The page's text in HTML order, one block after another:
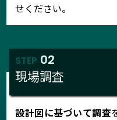
せください。
STEP 02
現場調査
設計図に基づいて調査